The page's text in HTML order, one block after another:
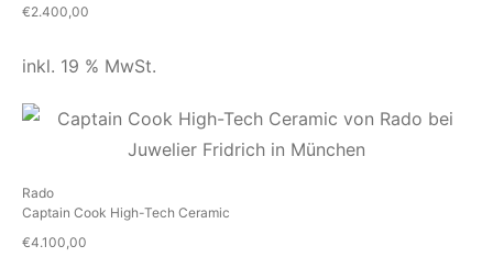
€2.400,00
inkl. 19 % MwSt.
Rado
Captain Cook High-Tech Ceramic
€4.100,00